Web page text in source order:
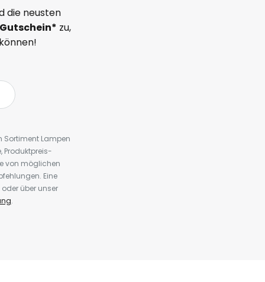
die neusten
zu,
Sortiment Lampen
Produktpreis-
von möglichen
Eine
über unser
.